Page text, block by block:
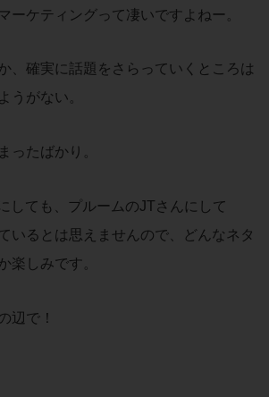
ーケティングって凄いですよねー。
、確実に話題をさらっていくところは
うがない。
ったばかり。
しても、プルームのJTさんにして
いるとは思えませんので、どんなネタ
楽しみです。
辺で！